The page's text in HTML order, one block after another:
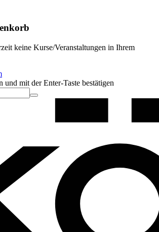
keine Kurse/Veranstaltungen in Ihrem
und mit der Enter-Taste bestätigen